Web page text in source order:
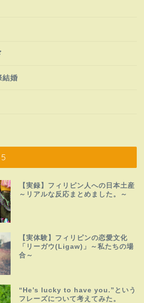
結婚
【実録】フィリピン人への日本土産
～リアルな反応まとめました。～
【実体験】フィリピンの恋愛文化
「リーガウ(Ligaw)」～私たちの場
合～
“He’s lucky to have you.”という
フレーズについて考えてみた。